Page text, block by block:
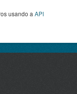
usando a API